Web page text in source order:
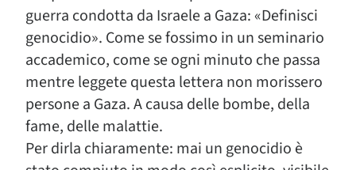
guerra condotta da Israele a Gaza: «Definisci
genocidio». Come se fossimo in un seminario
accademico, come se ogni minuto che passa
mentre leggete questa lettera non morissero
persone a Gaza. A causa delle bombe, della
fame, delle malattie.
Per dirla chiaramente: mai un genocidio è